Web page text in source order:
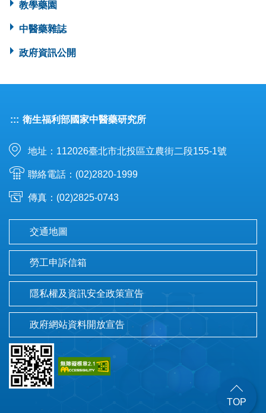
教學藥園
中醫藥雜誌
政府資訊公開
::: 衛生福利部國家中醫藥研究所
地址：112026臺北市北投區立農街二段155-1號
聯絡電話：(02)2820-1999
傳真：(02)2825-0743
交通地圖
勞工申訴信箱
隱私權及資訊安全政策宣告
政府網站資料開放宣告
TOP